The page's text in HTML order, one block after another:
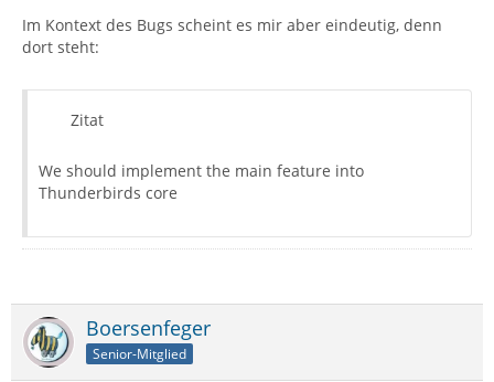
Im Kontext des Bugs scheint es mir aber eindeutig, denn
dort steht:
Zitat
We should implement the main feature into
Thunderbirds core
Boersenfeger
Senior-Mitglied